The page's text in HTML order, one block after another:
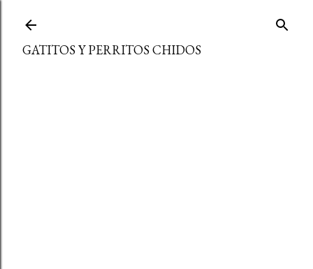
GATITOS Y PERRITOS CHIDOS